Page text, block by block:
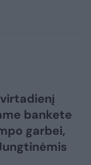
bankete
garbei,